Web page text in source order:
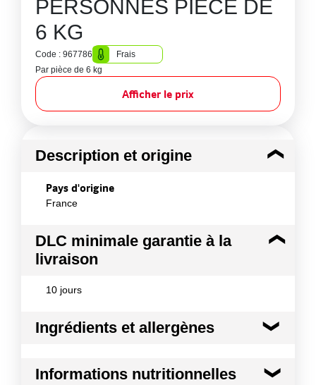
PERSONNES PIECE DE
6 KG
Code : 967786
Frais
Par pièce de 6 kg
Afficher le prix
Description et origine
Pays d'origine
France
DLC minimale garantie à la
livraison
10 jours
Ingrédients et allergènes
CORBEILLE SAISON
Informations nutritionnelles